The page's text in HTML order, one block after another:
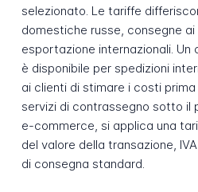
selezionato. Le tariffe
domestiche russe, consegne ai
esportazione internazionali. Un
è disponibile per spedizioni
ai clienti di stimare i costi
servizi di contrassegno sotto il
e-commerce, si applica una
del valore della transazione,
di consegna standard.